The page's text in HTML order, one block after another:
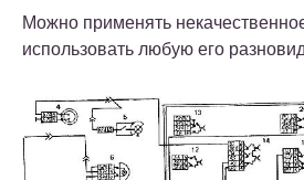
Можно применять
использовать любую его